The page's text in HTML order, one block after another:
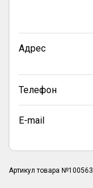
Адрес
Телефон
E-mail
Артикул товара №100563